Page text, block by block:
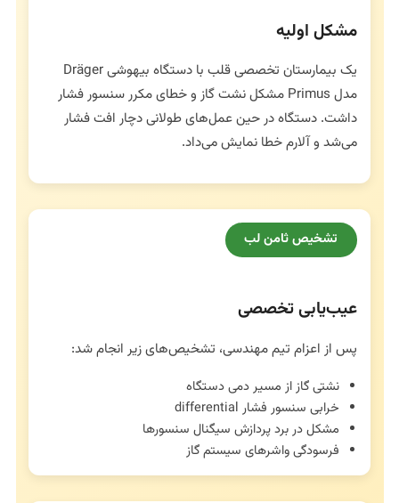
مشکل اولیه
یک بیمارستان تخصصی قلب با دستگاه بیهوشی Dräger
مدل Primus مشکل نشت گاز و خطای مکرر سنسور فشار
داشت. دستگاه در حین عمل‌های طولانی دچار افت فشار
می‌شد و آلارم خطا نمایش می‌داد.
تشخیص ثامن لب
عیب‌یابی تخصصی
پس از اعزام تیم مهندسی، تشخیص‌های زیر انجام شد:
نشتی گاز از مسیر دمی دستگاه
خرابی سنسور فشار differential
مشکل در برد پردازش سیگنال سنسورها
فرسودگی واشرهای سیستم گاز